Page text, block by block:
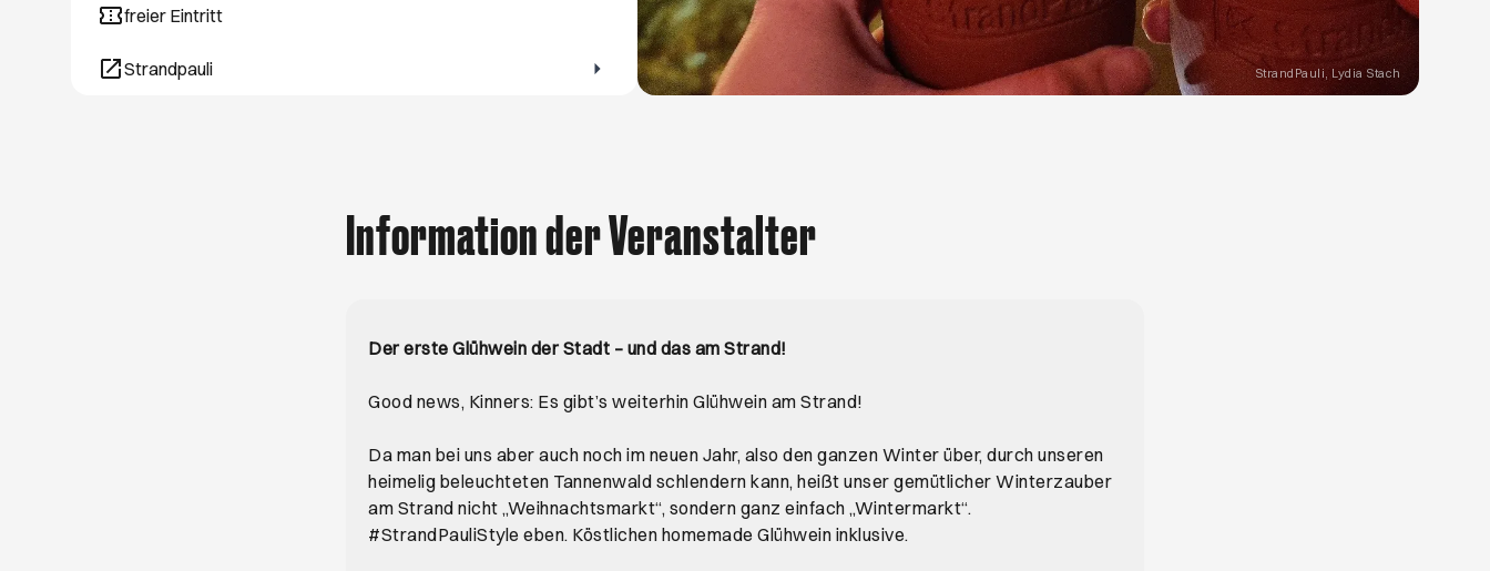
StrandPauli, Lydia Stach
freier Eintritt
Strandpauli
Öffnet ein neues Browser-Tab
Information der Veranstalter
Der erste Glühwein der Stadt – und das am Strand!
Good news, Kinners: Es gibt’s weiterhin Glühwein am Strand!
Da man bei uns aber auch noch im neuen Jahr, also den ganzen Winter über, durch unseren
heimelig beleuchteten Tannenwald schlendern kann, heißt unser gemütlicher Winterzauber
am Strand nicht „Weihnachtsmarkt“, sondern ganz einfach „Wintermarkt“.
#StrandPauliStyle eben. Köstlichen homemade Glühwein inklusive.